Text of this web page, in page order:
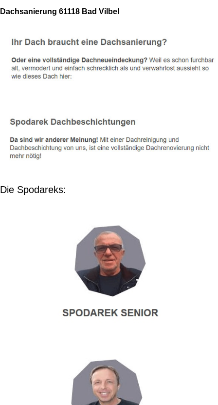
Dachsanierung 61118 Bad Vilbel
Die Spodareks: